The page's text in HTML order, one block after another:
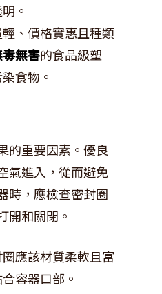
。
、價格實惠且種類
無害的食品級塑
食物。
的重要因素。優良
氣進入，從而避免
時，應檢查密封圈
開和關閉。
圈應該材質柔軟且富
容器口部。